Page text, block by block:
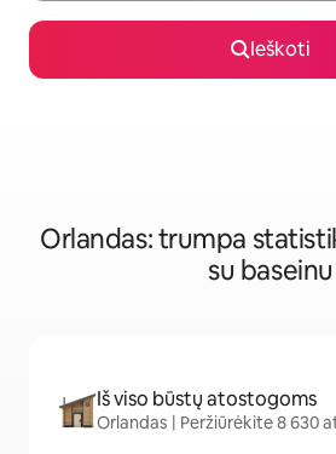
Ieškoti
Orlandas: trumpa
su baseinu
Iš viso būstų atostogoms
Orlandas | Peržiūrėkite 8 630